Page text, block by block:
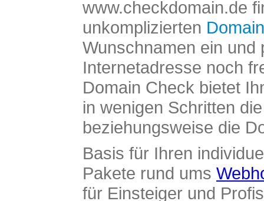
www.checkdomain.de
unkomplizierten
Wunschnamen ein und
Internetadresse noch
Domain Check bietet
in wenigen Schritten
beziehungsweise die
Basis für Ihren
Pakete rund ums
für Einsteiger und